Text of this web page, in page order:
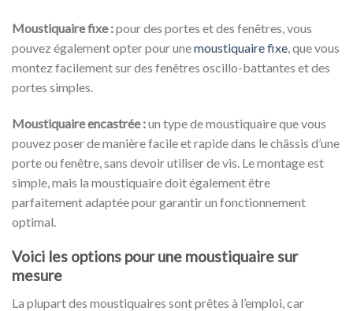
Moustiquaire fixe :pour des portes et des fenêtres, vous
pouvez également opter pour unemoustiquaire fixe , que vous
montez facilement sur des fenêtres oscillo-battantes et des
portes simples.
Moustiquaire encastrée :un type de moustiquaire que vous
pouvez poser de manière facile et rapide dans le châssis d’une
porte ou fenêtre, sans devoir utiliser de vis. Le montage est
simple, mais la moustiquaire doit également être
parfaitement adaptée pour garantir un fonctionnement
optimal.
Voici les options pour une moustiquaire sur
mesure
La plupart des moustiquaires sont prêtes à l’emploi, car